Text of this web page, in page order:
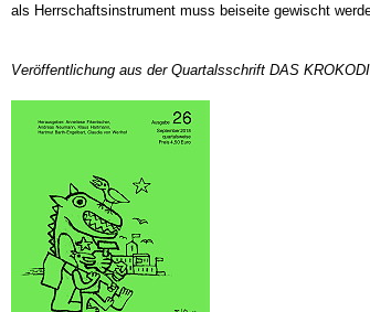
als Herrschaftsinstrument muss beiseite gewischt
Veröffentlichung aus der Quartalsschrift DAS